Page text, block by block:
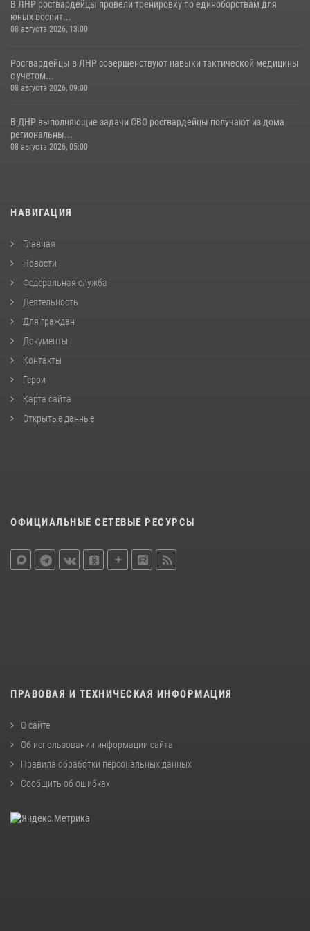
В ЛНР росгвардейцы провели тренировку по единоборствам для
юных воспит...
08 августа 2026, 13:00
Росгвардейцы в ЛНР совершенствуют навыки тактической медицины
с учетом...
08 августа 2026, 09:00
В ДНР выполняющие задачи СВО росгвардейцы получают из дома
региональны...
08 августа 2026, 05:00
НАВИГАЦИЯ
Главная
Новости
Федеральная служба
Деятельность
Для граждан
Документы
Контакты
Герои
Карта сайта
Открытые данные
ОФИЦИАЛЬНЫЕ СЕТЕВЫЕ РЕСУРСЫ
ПРАВОВАЯ И ТЕХНИЧЕСКАЯ ИНФОРМАЦИЯ
О сайте
Об использовании информации сайта
Правила обработки персональных данных
Сообщить об ошибках